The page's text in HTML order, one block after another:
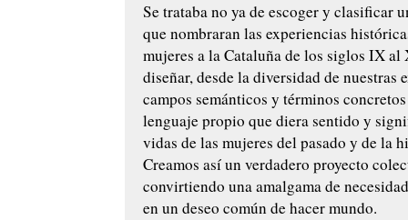
Se trataba no ya de escoger y clasificar
que nombraran las experiencias
mujeres a la Cataluña de los siglos IX
diseñar, desde la diversidad de nuestras
campos semánticos y términos
lenguaje propio que diera sentido y
vidas de las mujeres del pasado y de la
Creamos así un verdadero proyecto
convirtiendo una amalgama de
en un deseo común de hacer mundo.